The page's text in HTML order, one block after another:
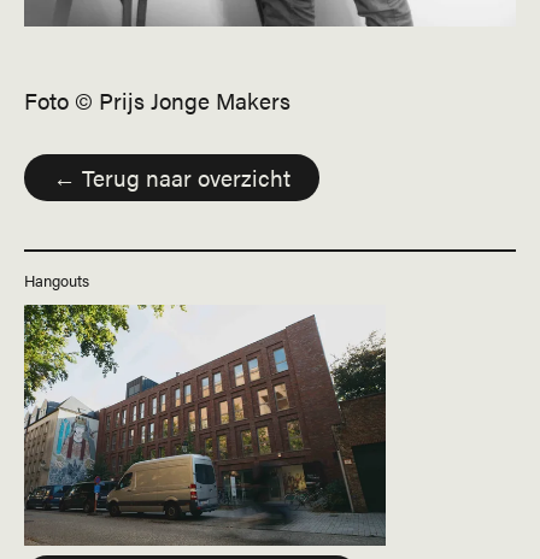
Foto © Prijs Jonge Makers
← Terug naar overzicht
Hangouts